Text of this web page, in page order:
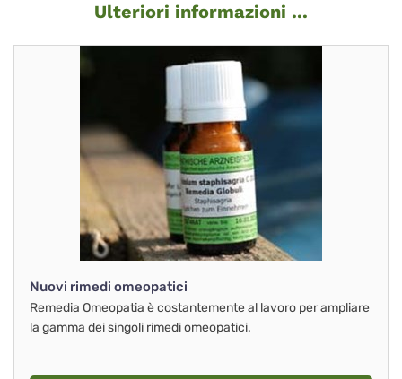
Ulteriori informazioni ...
Nuovi rimedi omeopatici
Remedia Omeopatia è costantemente al lavoro per ampliare
la gamma dei singoli rimedi omeopatici.